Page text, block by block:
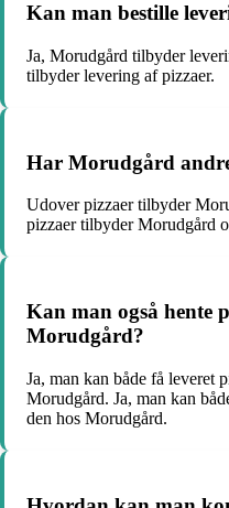
Kan man bestille
Ja, Morudgård tilbyder
tilbyder levering af pizzaer.
Har Morudgård
Udover pizzaer tilbyder
pizzaer tilbyder Morudgård
Kan man også hente
Morudgård?
Ja, man kan både få leveret
Morudgård. Ja, man kan
den hos Morudgård.